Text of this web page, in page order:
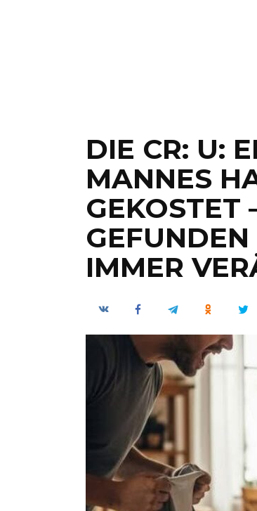
DIE CR: U:
MANNES
GEKOSTET
IMMER